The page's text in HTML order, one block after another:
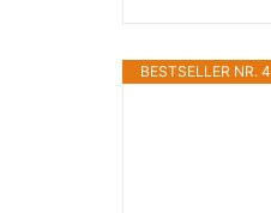
BESTSELLER NR. 4